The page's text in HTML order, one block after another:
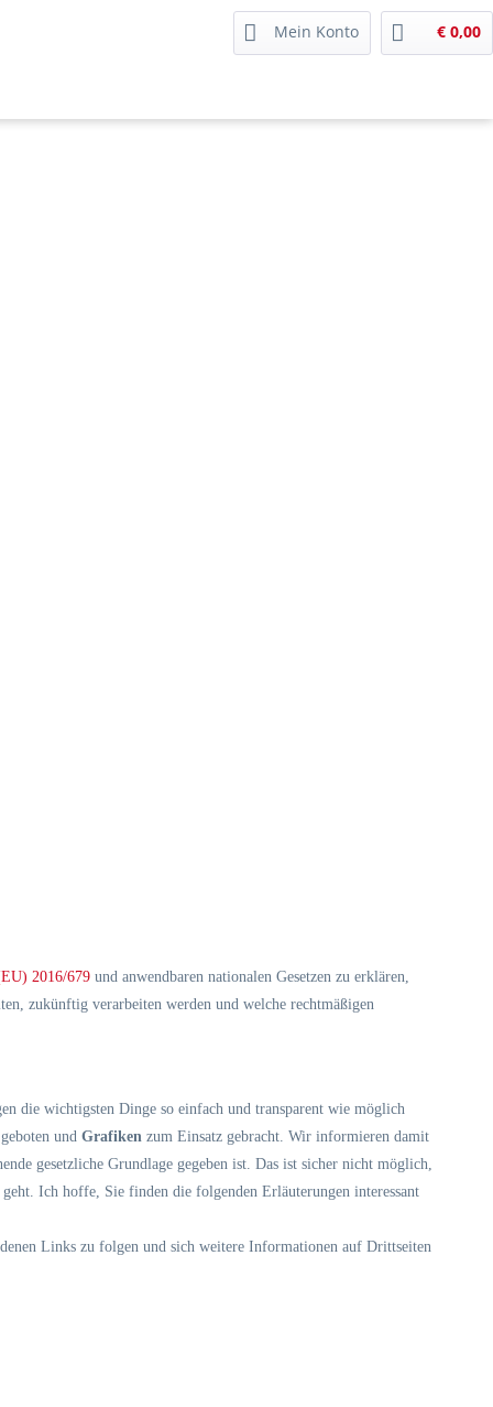
Mein Konto € 0,00
2016/679 und anwendbaren nationalen Gesetzen zu erklären,
zukünftig verarbeiten werden und welche rechtmäßigen
die wichtigsten Dinge so einfach und transparent wie möglich
und Grafiken zum Einsatz gebracht. Wir informieren damit
gesetzliche Grundlage gegeben ist. Das ist sicher nicht möglich,
Ich hoffe, Sie finden die folgenden Erläuterungen interessant
Links zu folgen und sich weitere Informationen auf Drittseiten